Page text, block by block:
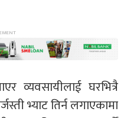
व्यवसायीलाई घरभित्रै
भ्याट तिर्न लगाएकामा